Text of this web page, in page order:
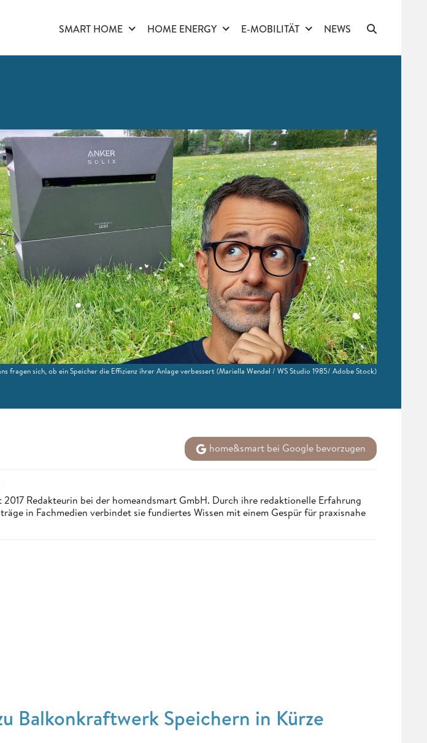
SMART HOME HOME ENERGY E-MOBILITÄT NEWS
fragen sich, ob ein Speicher die Effizienz ihrer Anlage verbessert (Mariella Wendel / WS Studio 1985/ Adobe Stock)
home&smart bei Google bevorzugen
2017 Redakteurin bei der homeandsmart GmbH. Durch ihre redaktionelle Erfahrung
in Fachmedien verbindet sie fundiertes Wissen mit einem Gespür für praxisnahe
Balkonkraftwerk Speichern in Kürze